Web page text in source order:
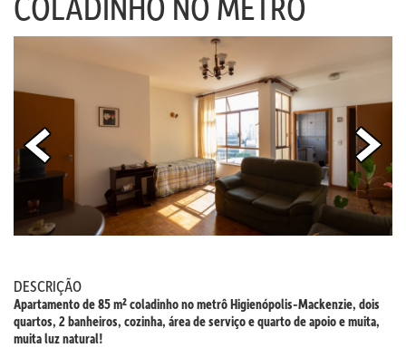
DESCRIÇÃO
Apartamento de 85 m² coladinho no metrô Higienópolis-Mackenzie, dois
quartos, 2 banheiros, cozinha, área de serviço e quarto de apoio e muita,
muita luz natural!